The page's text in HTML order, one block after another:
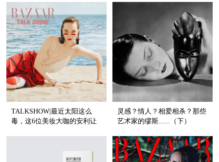
TALKSHOW|最近太阳这么
毒，这6位美妆大咖的安利让
灵感？情人？相爱相杀？那些
艺术家的缪斯......（下）